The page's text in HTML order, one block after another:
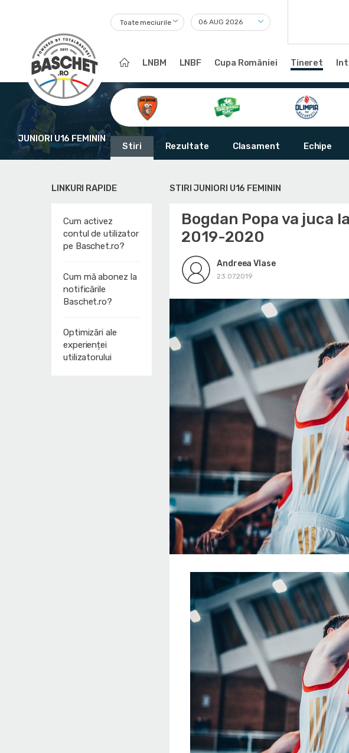
Toate meciurile
LNBM LNBF Cupa României Tineret
JUNIORI U16 FEMININ
Stiri Rezultate Clasament Echipe
LINKURI RAPIDE
Cum activez
contul de utilizator
pe Baschet.ro?
Cum mă abonez la
notificările
Baschet.ro?
Optimizări ale
experienței
utilizatorului
STIRI JUNIORI U16 FEMININ
Bogdan Popa va juca
2019-2020
Andreea Vlase
23.07.2019